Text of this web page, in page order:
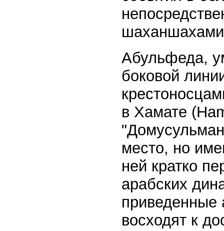
Абульфеда,
боковой
в Хамате
место, но
ней кратко
арабских
восходят к